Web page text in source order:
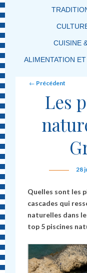
CUISINE
ALIMENTATION
Post navigation
← Précédent
Les
28
Quelles sont les
cascades qui
naturelles dans
top 5 piscines